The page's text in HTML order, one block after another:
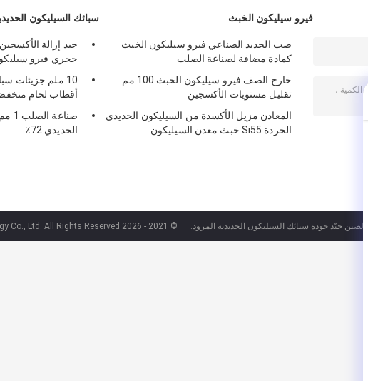
سبائك السيليكون
حجري فيرو
10 ملم جزيئات
أقطاب لحام
الحديدي 72٪
فيرو سيليكون الخبث
صب الحديد الصناعي فيرو سيليكون الخبث
كمادة مضافة لصناعة الصلب
خارج الصف فيرو سيليكون الخبث 100 مم
تقليل مستويات الأكسجين
المعادن مزيل الأكسدة من السيليكون الحديدي
الخردة Si55 خبث معدن السيليكون
| الصين جيّد جودة سبائك السيليكون الحديدية المزود. © 2021 - 2026 Zhenan Metallurgy Co., Ltd. All Rights Reserved.